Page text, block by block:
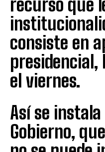
recurso que
consiste en
presidencial,
el viernes.
Así se instala
Gobierno,